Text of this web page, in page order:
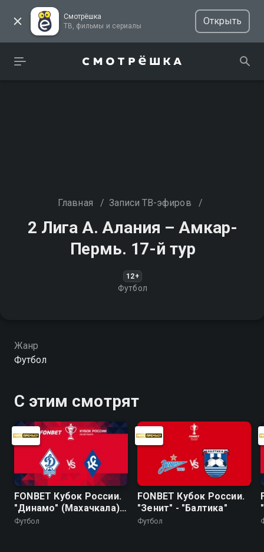
Смотрёшка
ТВ, фильмы и сериалы
Открыть
Главная / Записи ТВ-эфиров /
2 Лига А. Алания – Амкар-
Пермь. 17-й тур
12+
Футбол
Жанр
Футбол
С этим смотрят
FONBET Кубок России.
"Динамо" (Махачкала) -
"Крылья Советов"
Футбол
FONBET Кубок России.
"Зенит" - "Балтика"
Футбол